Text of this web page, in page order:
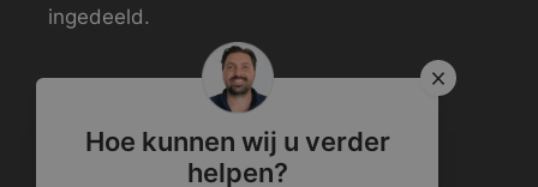
Hoe kunnen wij u verder
helpen?
ingedeeld.
Volg ons ook op Social Media